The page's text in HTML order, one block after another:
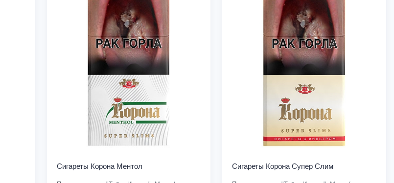
Сигареты Корона Ментол Сигареты Корона Супер Слим